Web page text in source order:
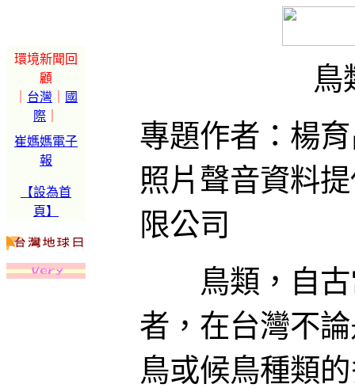
環境新聞回
顧
台灣
國
際
崔媽媽電子
報
【設為首
頁】
鳥
專題作者：楊
照片聲音資料
限公司
鳥類，自古
者，在台灣不
鳥或候鳥種類